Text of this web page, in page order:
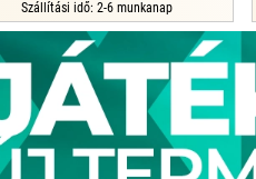
Szállítási idő: 2-6 munkanap